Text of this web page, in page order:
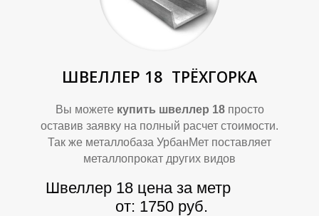
П
ШВЕЛЛЕР 18 ТРЁХГОРКА
Вы можете купить швеллер 18просто
оставив заявку на полный расчет стоимости.
Так же металлобаза УрбанМет поставляет
металлопрокат других видов
Швеллер 18 цена за метр
от: 1750 руб.
П